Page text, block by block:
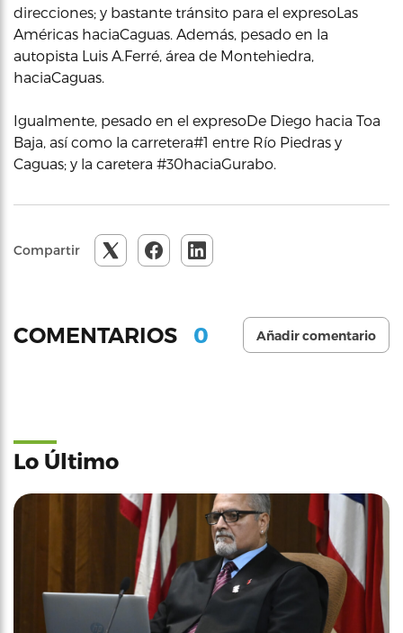
direcciones; y bastante tránsito para el expresoLas
Américas haciaCaguas. Además, pesado en la
autopista Luis A.Ferré, área de Montehiedra,
haciaCaguas.
Igualmente, pesado en el expresoDe Diego hacia Toa
Baja, así como la carretera#1 entre Río Piedras y
Caguas; y la caretera #30haciaGurabo.
Compartir
COMENTARIOS 0 Añadir comentario
Lo Último